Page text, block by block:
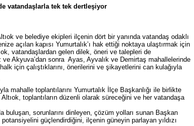
vatandaşlarla tek tek dertleşiyor
ve belediye ekipleri ilçenin dört bir yanında vatandaş odaklı
açılan kapısı Yumurtalık’ı hak ettiği noktaya ulaştırmak için
vatandaşlardan gelen dilek, öneri ve talepleri de
Akyuva’dan sonra Ayas, Ayvalık ve Demirtaş mahallelerinde
için çalıştıklarını, önerilerini ve şikayetlerini can kulağıyla
mahalle toplantılarını Yumurtalık İlçe Başkanlığı ile birlikte
toplantıların düzenli olarak süreceğini ve her vatandaşa
buluşan, sorunlarını dinleyen, çözüm yolları sunan Başkan
potansiyelini güçlendirdiğini, ilçenin güneyin parlayan yıldızı